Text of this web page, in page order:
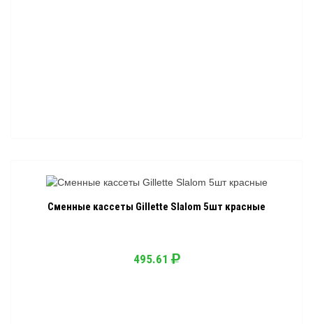
Сменные кассеты Gillette Slalom 5шт красные
495.61